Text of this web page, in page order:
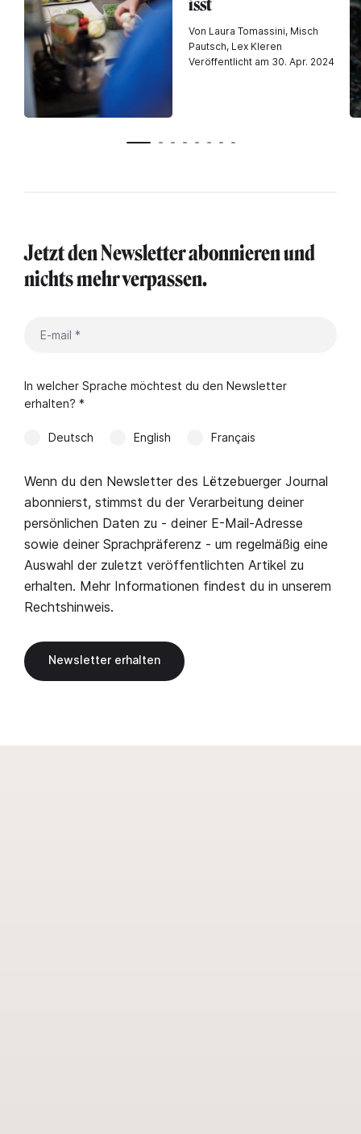
isst
Von Laura Tomassini, Misch
Pautsch, Lex Kleren
Veröffentlicht am 30. Apr. 2024
Jetzt den Newsletter abonnieren und
nichts mehr verpassen.
In welcher Sprache möchtest du den Newsletter
erhalten? *
Deutsch English Français
Wenn du den Newsletter des Lëtzebuerger Journal
abonnierst, stimmst du der Verarbeitung deiner
persönlichen Daten zu - deiner E-Mail-Adresse
sowie deiner Sprachpräferenz - um regelmäßig eine
Auswahl der zuletzt veröffentlichten Artikel zu
erhalten. Mehr Informationen findest du in unserem
Rechtshinweis.